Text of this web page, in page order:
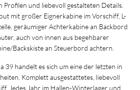
und liebevoll gestalteten Details.
mit großer Eignerkabine im Vorschiff, L-
geräumiger Achterkabine an Backbord
auch von innen aus begehbarer
Backskiste an Steuerbord achtern.
39 handelt es sich um eine der letzten in
Komplett ausgestattetes, liebevoll
Jedes Jahr im Hallen-Winterlager und